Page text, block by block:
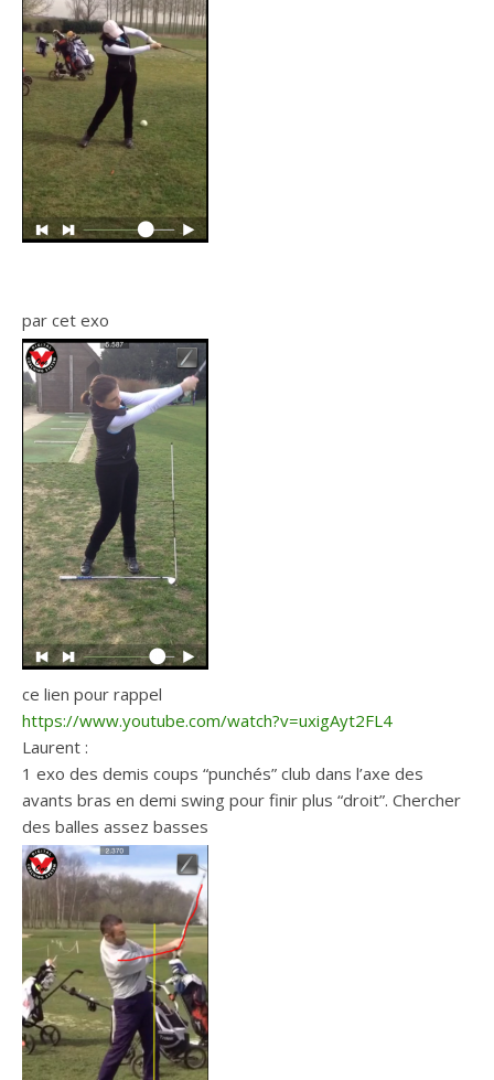
​par cet exo
ce lien pour rappel
https://www.youtube.com/watch?v=uxigAyt2FL4
Laurent :
1 exo des demis coups “punchés” club dans l’axe des
avants bras en demi swing pour finir plus “droit”. Chercher
des balles assez basses